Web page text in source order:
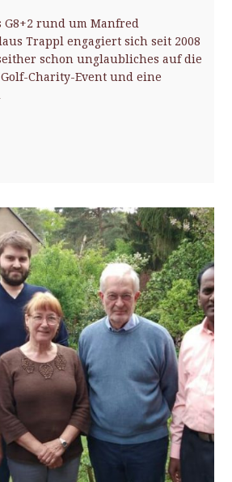
G8+2 rund um Manfred
Trappl engagiert sich seit 2008
schon unglaubliches auf die
Charity-Event und eine